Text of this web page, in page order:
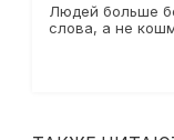
Людей больше
слова, а не